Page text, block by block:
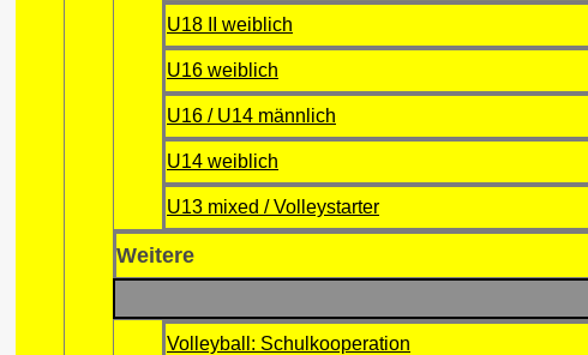
U18 II weiblich
U16 weiblich
U16 / U14 männlich
U14 weiblich
U13 mixed / Volleystarter
Weitere
Volleyball: Schulkooperation